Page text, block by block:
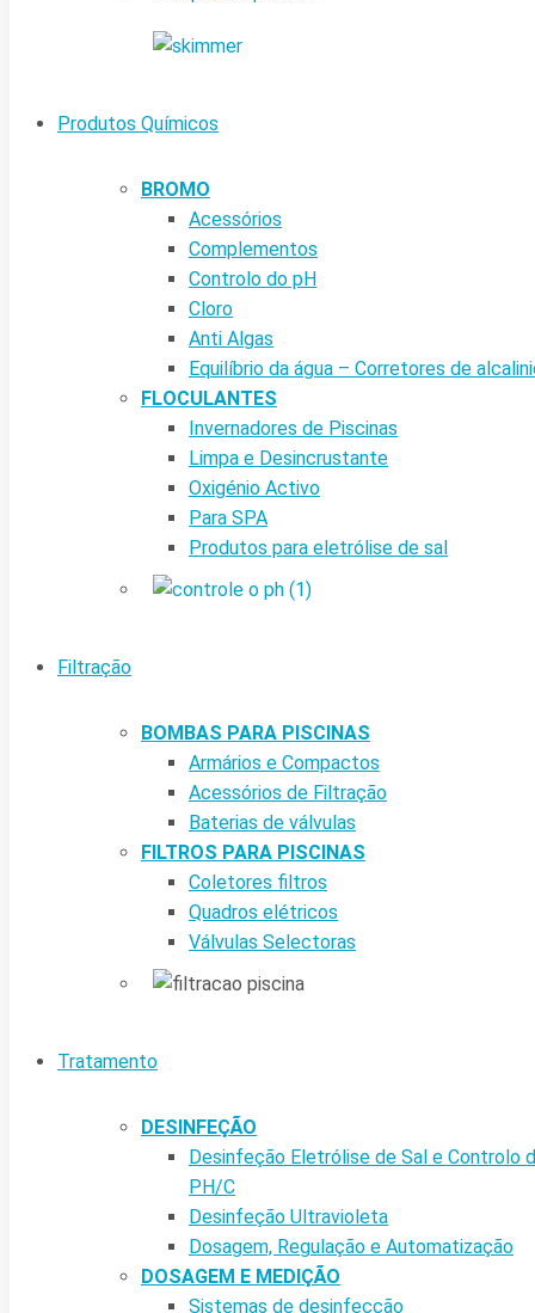
Produtos Químicos
BROMO
Acessórios
Complementos
Controlo do pH
Cloro
Anti Algas
Equilíbrio da água – Corretores de
FLOCULANTES
Invernadores de Piscinas
Limpa e Desincrustante
Oxigénio Activo
Para SPA
Produtos para eletrólise de sal
Filtração
BOMBAS PARA PISCINAS
Armários e Compactos
Acessórios de Filtração
Baterias de válvulas
FILTROS PARA PISCINAS
Coletores filtros
Quadros elétricos
Válvulas Selectoras
Tratamento
DESINFEÇÃO
Desinfeção Eletrólise de Sal e Controlo
PH/C
Desinfeção Ultravioleta
Dosagem, Regulação e Automatização
DOSAGEM E MEDIÇÃO
Sistemas de desinfecção